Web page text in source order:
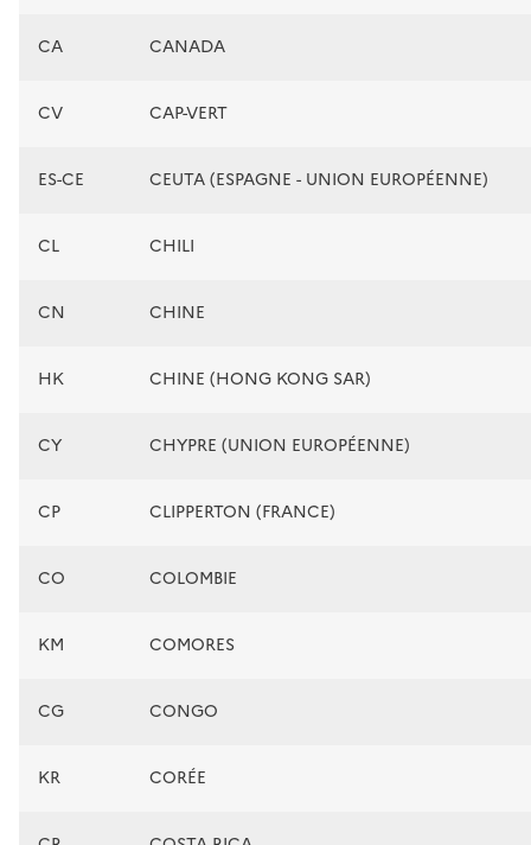
CA CANADA
CV CAP-VERT
ES-CE CEUTA (ESPAGNE - UNION EUROPÉENNE)
CL CHILI
CN CHINE
HK CHINE (HONG KONG SAR)
CY CHYPRE (UNION EUROPÉENNE)
CP CLIPPERTON (FRANCE)
CO COLOMBIE
KM COMORES
CG CONGO
KR CORÉE